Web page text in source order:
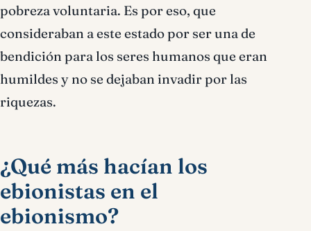
pobreza voluntaria. Es por eso, que
consideraban a este estado por ser una de
bendición para los seres humanos que eran
humildes y no se dejaban invadir por las
riquezas.
¿Qué más hacían los
ebionistas en el
ebionismo?